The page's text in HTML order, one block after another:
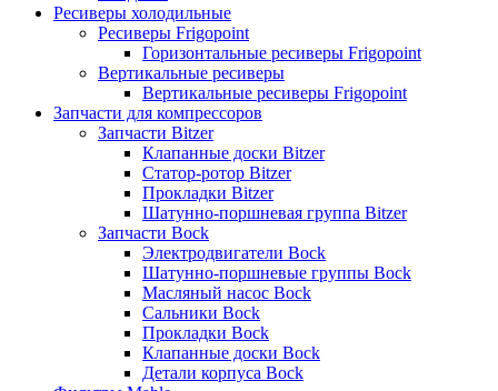
Ресиверы холодильные
Ресиверы Frigopoint
Горизонтальные ресиверы Frigopoint
Вертикальные ресиверы
Вертикальные ресиверы Frigopoint
Запчасти для компрессоров
Запчасти Bitzer
Клапанные доски Bitzer
Статор-ротор Bitzer
Прокладки Bitzer
Шатунно-поршневая группа Bitzer
Запчасти Bock
Электродвигатели Bock
Шатунно-поршневые группы Bock
Масляный насос Bock
Сальники Bock
Прокладки Bock
Клапанные доски Bock
Детали корпуса Bock